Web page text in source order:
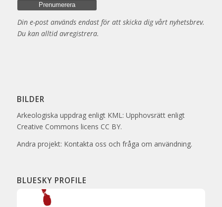
Din e-post används endast för att skicka dig vårt nyhetsbrev.
Du kan alltid avregistrera.
BILDER
Arkeologiska uppdrag enligt KML: Upphovsrätt enligt
Creative Commons licens CC BY.
Andra projekt: Kontakta oss och fråga om användning.
BLUESKY PROFILE